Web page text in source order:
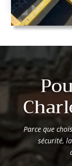
Parce que
sécurité,